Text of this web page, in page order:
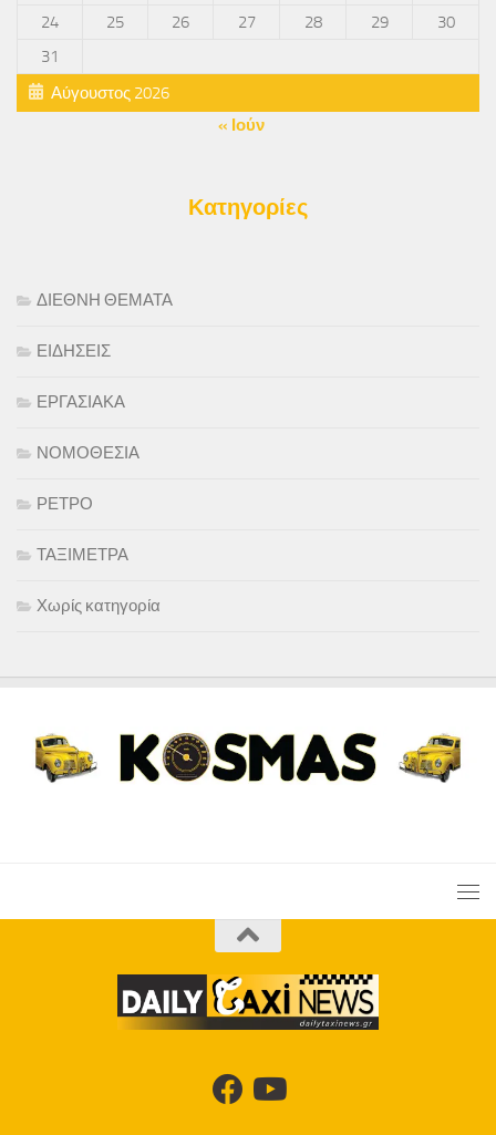
Αύγουστος 2026
24
25 26 27 28 29
30
31
« Ιούν
Κατηγορίες
ΔΙΕΘΝΗ ΘΕΜΑΤΑ
ΕΙΔΗΣΕΙΣ
ΕΡΓΑΣΙΑΚΑ
ΝΟΜΟΘΕΣΙΑ
ΡΕΤΡΟ
ΤΑΞΙΜΕΤΡΑ
Χωρίς κατηγορία